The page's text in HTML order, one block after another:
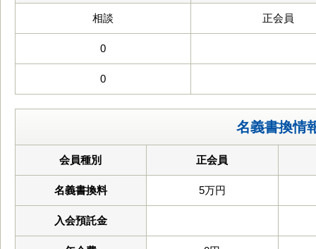
相談 正会員
0
0
名義書換情
会員種別 正会員
名義書換料 5万円
入会預託金